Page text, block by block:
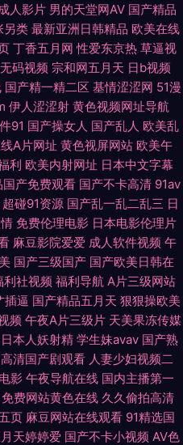
草视频 日本中文字幕黄色 综合色图
成人网 综合操逼网亚洲 东京热AⅤ在
豆花成人精品网 老司机性交网 日韩
5 深夜福利导航在线 91视频入口 豆
桃 91国产丝袜 成人视屏在线 老师机
频 国产97色 男人的天堂无码 微拍92
www 午夜剧场老司机 变态另类第二
国产精品第八页 欧美操逼熟妇 午夜
美资源站 在线成人欧美 超碰狠狠干
香五月影院 欧美AⅤ在线观看 午夜福
碰7 97超碰人人草 国产色图专区 欧
人影片 男的天堂网AV 国产精品
另类 最新亚洲日韩精品 欧美在线
丁香五月网 性爱东京热 草逼视
码视频 宗和网五月天 日b视频
国产精一精二区 基情涩涩网 51漫
伊人涩涩射 黄色视频网址导航
91 国产操女人 国产乱人 欧美乱
A片网址 黄色视屏网站 欧美午
利 欧美内射网址 日本中文字幕
国产免费观看 国产不卡高清 91av
超碰91资源 国产乱一乱二乱三 日
免费伦理电影 日本电影伦理片
麻豆影院爱爱 成人软件视频 午
国产三级国产 国产欧美日韩在
利社视频 福利导航 A片三级网站
插逼 国产精品五月天 狠狠操欧美
频 午夜A片三级片 天美果冻传媒
日本人妖射精 学生妹avav 国产熟
高清国产剧观看 人妻少妇视频二
影 午夜导航在线 国内主播第一
免费网站黄色在线 久久偷拍高清
页 麻豆网站在线观看 91精选国
天婷婷爱 国产不卡小视频 AV色